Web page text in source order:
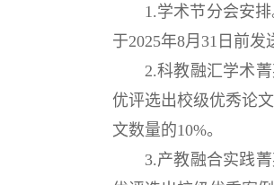
1.学术节分会安
于2025年8月31日前发
2.科教融汇学术
优评选出校级优秀论
文数量的10%。
3.产教融合实践